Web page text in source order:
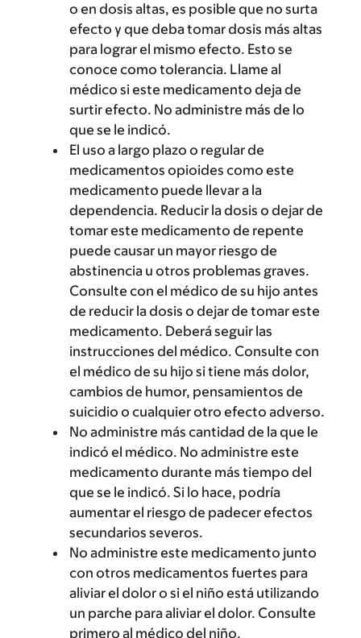
o en dosis altas, es posible que no surta
efecto y que deba tomar dosis más altas
para lograr el mismo efecto. Esto se
conoce como tolerancia. Llame al
médico si este medicamento deja de
surtir efecto. No administre más de lo
que se le indicó.
El uso a largo plazo o regular de
medicamentos opioides como este
medicamento puede llevar a la
dependencia. Reducir la dosis o dejar de
tomar este medicamento de repente
puede causar un mayor riesgo de
abstinencia u otros problemas graves.
Consulte con el médico de su hijo antes
de reducir la dosis o dejar de tomar este
medicamento. Deberá seguir las
instrucciones del médico. Consulte con
el médico de su hijo si tiene más dolor,
cambios de humor, pensamientos de
suicidio o cualquier otro efecto adverso.
No administre más cantidad de la que le
indicó el médico. No administre este
medicamento durante más tiempo del
que se le indicó. Si lo hace, podría
aumentar el riesgo de padecer efectos
secundarios severos.
No administre este medicamento junto
con otros medicamentos fuertes para
aliviar el dolor o si el niño está utilizando
un parche para aliviar el dolor. Consulte
primero al médico del niño.